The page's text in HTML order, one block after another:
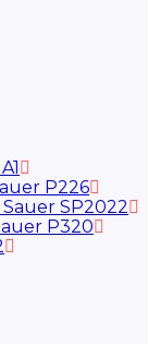
P226
SP2022
P320